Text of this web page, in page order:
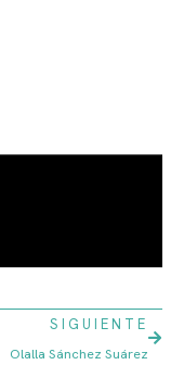
SIGUIENTE
Olalla Sánchez Suárez